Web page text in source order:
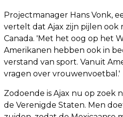
Projectmanager Hans Vonk,
vertelt dat Ajax zijn pijlen ook
Canada. 'Met het oog op het
Amerikanen hebben ook in
verstand van sport. Vanuit
vragen over vrouwenvoetbal.'
Zodoende is Ajax nu op zoek
de Verenigde Staten. Men